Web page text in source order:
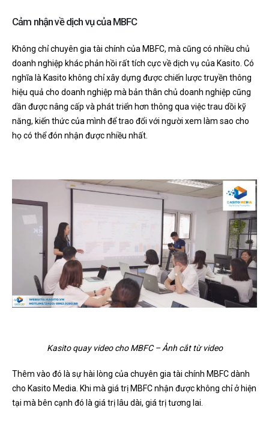
Cảm nhận về dịch vụ của MBFC
Không chỉ chuyên gia tài chính của MBFC, mà cũng có nhiều chủ
doanh nghiệp khác phản hồi rất tích cực về dịch vụ của Kasito. Có
nghĩa là Kasito không chỉ xây dựng được chiến lược truyền thông
hiệu quả cho doanh nghiệp mà bản thân chủ doanh nghiệp cũng
dần được nâng cấp và phát triển hơn thông qua việc trau dồi kỹ
năng, kiến thức của mình để trao đổi với người xem làm sao cho
họ có thể đón nhận được nhiều nhất.
Kasito quay video cho MBFC – Ảnh cắt từ video
Thêm vào đó là sự hài lòng của chuyên gia tài chính MBFC dành
cho Kasito Media. Khi mà giá trị MBFC nhận được không chỉ ở hiện
tại mà bên cạnh đó là giá trị lâu dài, giá trị tương lai.